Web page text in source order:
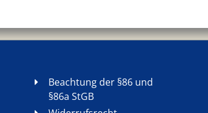
Beachtung der §86 und
§86a StGB